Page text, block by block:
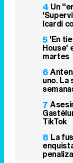
4 Un
Icardi
5 'En
House'
martes
6
uno. La
7
TikTok
8 La